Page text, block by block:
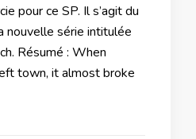
pour ce SP. Il s’agit du
nouvelle série intitulée
Résumé : When
town, it almost broke